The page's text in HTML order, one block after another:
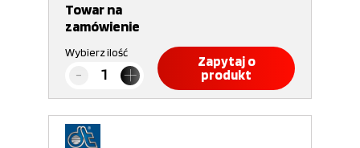
Towar na
zamówienie
Wybierz ilość
Zapytaj o
produkt